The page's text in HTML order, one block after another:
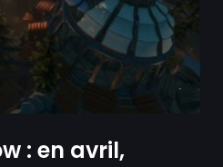
: en avril,